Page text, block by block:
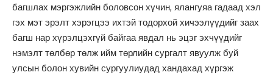
багшлах мэргэжлийн боловсон хүчин, ялангуяа гадаад хэл
гэх мэт эрэлт хэрэгцээ ихтэй тодорхой хичээлүүдийг заах
багш нар хүрэлцэхгүй байгаа явдал нь эцэг эхчүүдийг
нэмэлт төлбөр төлж ийм төрлийн сургалт явуулж буй
улсын болон хувийн сургуулиудад хандахад хүргэж